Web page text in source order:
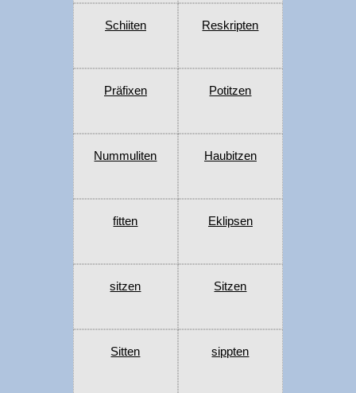
Schiiten Reskripten
Präfixen Potitzen
Nummuliten Haubitzen
fitten Eklipsen
sitzen Sitzen
Sitten sippten